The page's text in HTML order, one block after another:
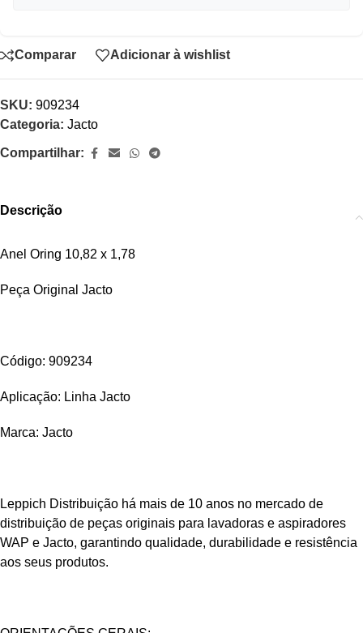
Comparar Adicionar à wishlist
SKU: 909234
Categoria: Jacto
Compartilhar:
Descrição
Anel Oring 10,82 x 1,78
Peça Original Jacto
Código: 909234
Aplicação: Linha Jacto
Marca: Jacto
Leppich Distribuição há mais de 10 anos no mercado de
distribuição de peças originais para lavadoras e aspiradores
WAP e Jacto, garantindo qualidade, durabilidade e resistência
aos seus produtos.